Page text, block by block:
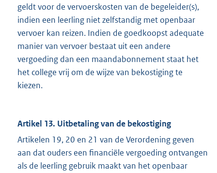
geldt voor de vervoerskosten van de begeleider(s),
indien een leerling niet zelfstandig met openbaar
vervoer kan reizen. Indien de goedkoopst adequate
manier van vervoer bestaat uit een andere
vergoeding dan een maandabonnement staat het
het college vrij om de wijze van bekostiging te
kiezen.
Artikel 13. Uitbetaling van de bekostiging
Artikelen 19, 20 en 21 van de Verordening geven
aan dat ouders een financiële vergoeding ontvangen
als de leerling gebruik maakt van het openbaar